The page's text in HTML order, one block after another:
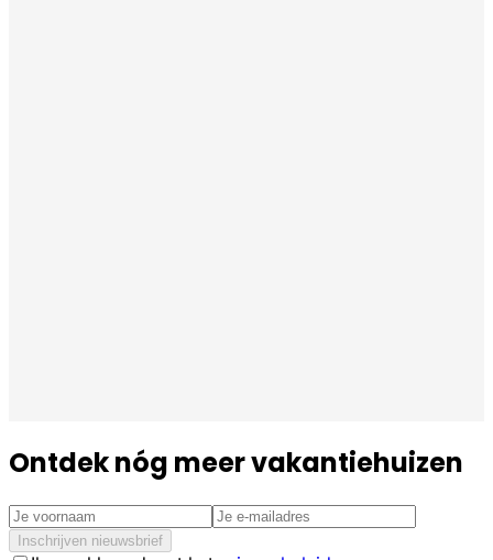
Ontdek nóg meer vakantiehuizen
Inschrijven nieuwsbrief